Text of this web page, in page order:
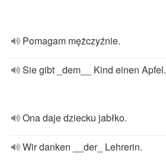
Pomagam mężczyźnie.
Sie gibt _dem__ Kind einen Apfel.
Ona daje dziecku jabłko.
Wir danken __der_ Lehrerin.